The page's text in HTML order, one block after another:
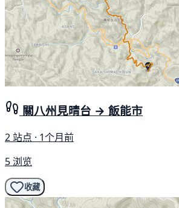
關八州見晴台 → 飯能市
2 站点 · 1个月前
5 浏览
收藏